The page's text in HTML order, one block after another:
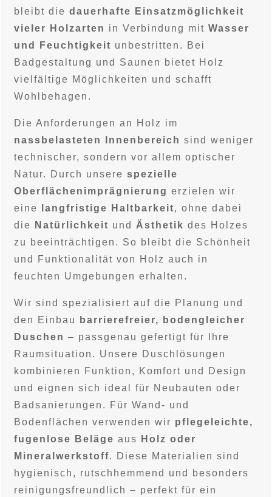
bleibt diedauerhafte Einsatzmöglichkeit
vieler Holzarten in Verbindung mitWasser
und Feuchtigkeit unbestritten. Bei
Badgestaltung und Saunen bietet Holz
vielfältige Möglichkeiten und schafft
Wohlbehagen.
Die Anforderungen an Holz im
nassbelasteten Innenbereich sind weniger
technischer, sondern vor allem optischer
Natur. Durch unserespezielle
Oberflächenimprägnierung erzielen wir
eine
langfristige Haltbarkeit, ohne dabei
die
Natürlichkeit und Ästhetik des Holzes
zu beeinträchtigen. So bleibt die Schönheit
und Funktionalität von Holz auch in
feuchten Umgebungen erhalten.
Wir sind spezialisiert auf die Planung und
den Einbau
barrierefreier, bodengleicher
Duschen – passgenau gefertigt für Ihre
Raumsituation. Unsere Duschlösungen
kombinieren Funktion, Komfort und Design
und eignen sich ideal für Neubauten oder
Badsanierungen. Für Wand- und
Bodenflächen verwenden wir pflegeleichte,
fugenlose Beläge aus
Holz oder
Mineralwerkstoff. Diese Materialien sind
hygienisch, rutschhemmend und besonders
reinigungsfreundlich – perfekt für ein